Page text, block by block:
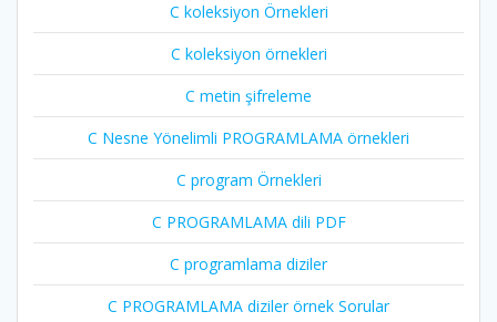
C koleksiyon Örnekleri
C koleksiyon örnekleri
C metin şifreleme
C Nesne Yönelimli PROGRAMLAMA örnekleri
C program Örnekleri
C PROGRAMLAMA dili PDF
C programlama diziler
C PROGRAMLAMA diziler örnek Sorular